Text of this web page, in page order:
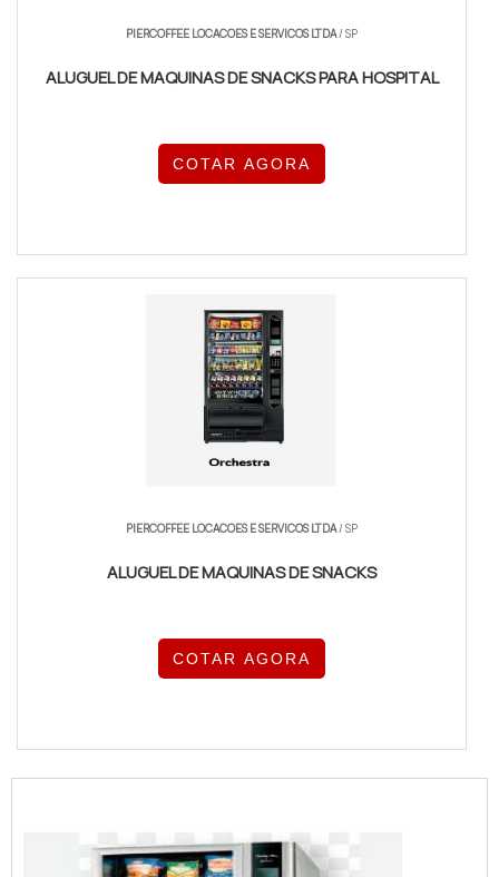
PIERCOFFEE LOCACOES E SERVICOS LTDA/ SP
ALUGUEL DE MAQUINAS DE SNACKS PARA HOSPITAL
COTAR AGORA
PIERCOFFEE LOCACOES E SERVICOS LTDA/ SP
ALUGUEL DE MAQUINAS DE SNACKS
COTAR AGORA